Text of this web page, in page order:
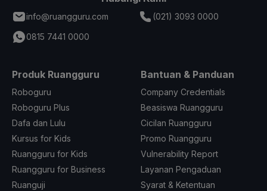
info@ruangguru.com
(021) 3093 0000
0815 7441 0000
Produk Ruangguru
Roboguru
Roboguru Plus
Dafa dan Lulu
Kursus for Kids
Ruangguru for Kids
Ruangguru for Business
Ruanguji
Bantuan & Panduan
Company Credentials
Beasiswa Ruangguru
Cicilan Ruangguru
Promo Ruangguru
Vulnerability Report
Layanan Pengaduan
Syarat & Ketentuan